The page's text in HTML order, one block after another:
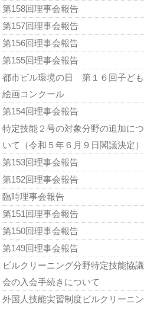
第158回理事会報告
第157回理事会報告
第156回理事会報告
第155回理事会報告
都市ビル環境の日 第１６回子ども
絵画コンクール
第154回理事会報告
特定技能２号の対象分野の追加につ
いて（令和５年６月９日閣議決定）
第153回理事会報告
第152回理事会報告
臨時理事会報告
第151回理事会報告
第150回理事会報告
第149回理事会報告
ビルクリーニング分野特定技能協議
会の入会手続きについて
外国人技能実習制度ビルクリーニン